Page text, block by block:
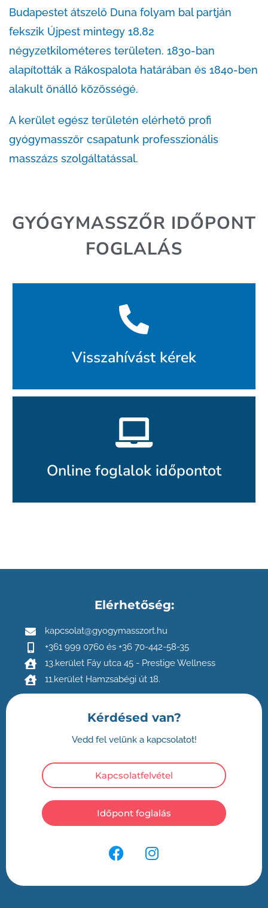
Budapestet átszelő Duna folyam bal partján
fekszik Újpest mintegy 18,82
négyzetkilométeres területen. 1830-ban
alapították a Rákospalota határában és 1840-ben
alakult önálló közösségé.
A kerület egész területén elérhető profi
gyógymasszőr csapatunk professzionális
masszázs szolgáltatással.
GYÓGYMASSZŐR IDŐPONT
FOGLALÁS
Visszahívást kérek
Online foglalok időpontot
Elérhetőség:
kapcsolat@gyogymasszort.hu
+361 999 0760 és +36 70-442-58-35
13.kerület Fáy utca 45 - Prestige Wellness
11.kerület Hamzsabégi út 18.
Kérdésed van?
Vedd fel velünk a kapcsolatot!
Kapcsolatfelvétel
Időpont foglalás